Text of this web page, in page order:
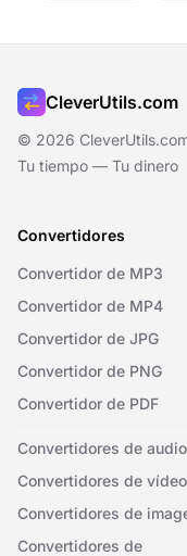
CleverUtils.com
© 2026
Tu tiempo — Tu dinero
Convertidores
Convertidor de MP3
Convertidor de MP4
Convertidor de JPG
Convertidor de PNG
Convertidor de PDF
Convertidores de audio
Convertidores de vídeo
Convertidores de
Convertidores de